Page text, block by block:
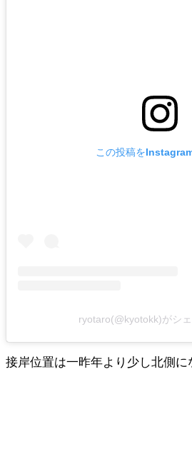
この投稿を
ryotaro(@kyotokk)がシ
接岸位置は一昨年より少し北側に